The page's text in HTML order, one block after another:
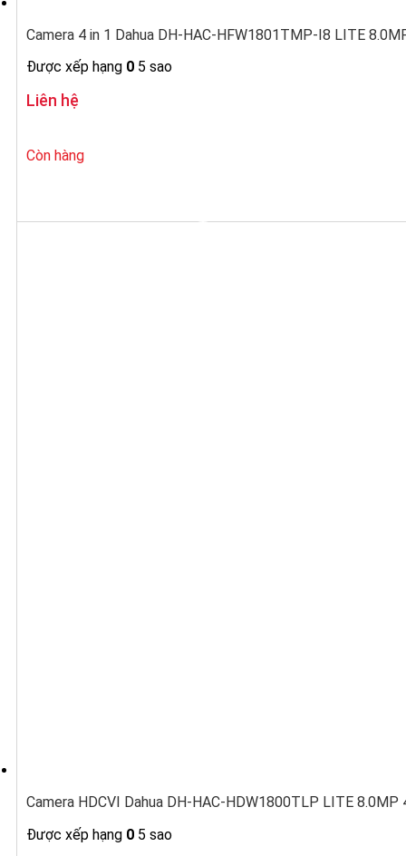
Camera 4 in 1 Dahua DH-HAC-HFW1801TMP-I8 LITE
Được xếp hạng 0 5 sao
Liên hệ
Còn hàng
Camera HDCVI Dahua DH-HAC-HDW1800TLP LITE 8.0MP
Được xếp hạng 0 5 sao